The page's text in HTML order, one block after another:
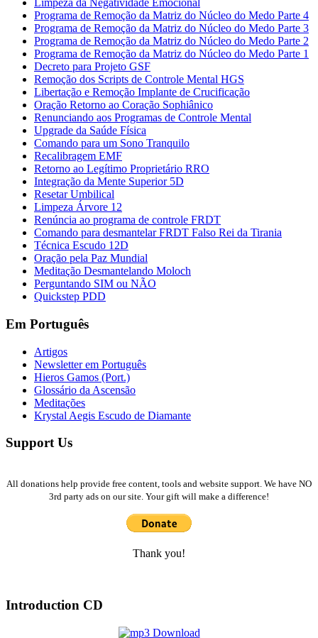
Limpeza da Negatividade Emocional
Programa de Remoção da Matriz do Núcleo do Medo Parte 4
Programa de Remoção da Matriz do Núcleo do Medo Parte 3
Programa de Remoção da Matriz do Núcleo do Medo Parte 2
Programa de Remoção da Matriz do Núcleo do Medo Parte 1
Decreto para Projeto GSF
Remoção dos Scripts de Controle Mental HGS
Libertação e Remoção Implante de Crucificação
Oração Retorno ao Coração Sophiânico
Renunciando aos Programas de Controle Mental
Upgrade da Saúde Física
Comando para um Sono Tranquilo
Recalibragem EMF
Retorno ao Legítimo Proprietário RRO
Integração da Mente Superior 5D
Resetar Umbilical
Limpeza Árvore 12
Renúncia ao programa de controle FRDT
Comando para desmantelar FRDT Falso Rei da Tirania
Técnica Escudo 12D
Oração pela Paz Mundial
Meditação Desmantelando Moloch
Perguntando SIM ou NÃO
Quickstep PDD
Em Português
Artigos
Newsletter em Português
Hieros Gamos (Port.)
Glossário da Ascensão
Meditações
Krystal Aegis Escudo de Diamante
Support Us
All donations help provide free content, tools and website support. We have NO
3rd party ads on our site. Your gift will make a difference!
Thank you!
Introduction CD